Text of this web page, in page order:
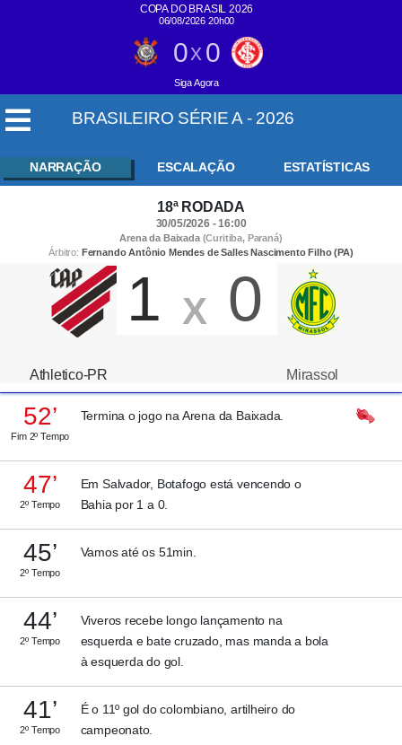
COPA DO BRASIL 2026
06/08/2026 20h00
0x 0
Siga Agora
BRASILEIRO SÉRIE A - 2026
NARRAÇÃO ESCALAÇÃO ESTATÍSTICAS
18ª RODADA
30/05/2026 - 16:00
Arena da Baixada (Curitiba, Paraná)
Árbitro: Fernando Antônio Mendes de Salles Nascimento Filho (PA)
Athletico-PR
1 X 0
Mirassol
52’
Fim 2º Tempo
Termina o jogo na Arena da Baixada.
47’
2º Tempo
Em Salvador, Botafogo está vencendo o
Bahia por 1 a 0.
45’
2º Tempo
Vamos até os 51min.
44’
2º Tempo
Viveros recebe longo lançamento na
esquerda e bate cruzado, mas manda a bola
à esquerda do gol.
41’
2º Tempo
É o 11º gol do colombiano, artilheiro do
campeonato.